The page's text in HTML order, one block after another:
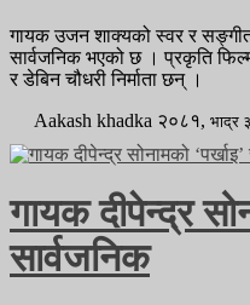
गायक उजन शाक्यको स्वर र
सार्वजनिक भएको छ । प्रकृति
र डेबिन चौधरी निर्माता छन् ।
Aakash khadka २०८१, भाद्र
गायक दीपेन्द्र
सार्वजनिक